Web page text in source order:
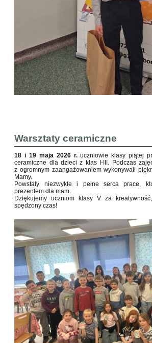
Warsztaty ceramiczne
18 i 19 maja 2026 r.uczniowie klasy piątej
ceramiczne dla dzieci z klas I-III. Podczas
z ogromnym zaangażowaniem wykonywali
Mamy.
Powstały niezwykłe i pełne serca prace,
prezentem dla mam.
Dziękujemy uczniom klasy V za
spędzony czas!